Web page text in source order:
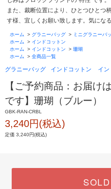
また、裁断位置により、ひとつひとつ
す様、宜しくお願い致します。気にな
ホーム > グラニーバッグ > ミニグラニーバ
ホーム
> インドコットン
ホーム
> インドコットン > 珊瑚
ホーム
> 全商品一覧
グラニーバッグ インドコットン イン
【ご予約商品：お届け
です】珊瑚（ブルー）
GBK-RAN-CRBL
3,240円(税込)
定価 3,240円(税込)